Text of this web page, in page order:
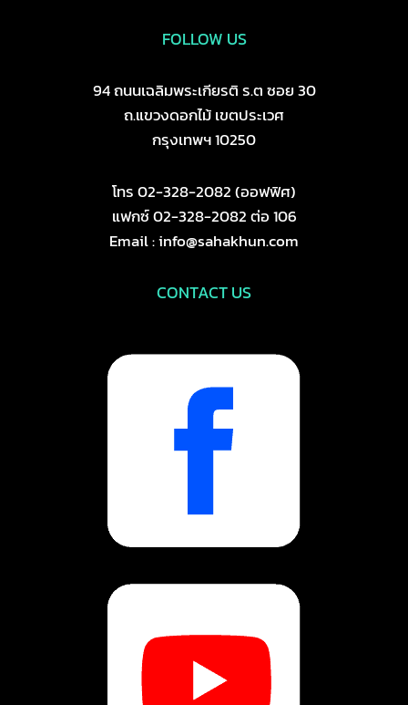
FOLLOW US
94 ถนนเฉลิมพระเกียรติ ร.ต ซอย 30
ถ.แขวงดอกไม้ เขตประเวศ
กรุงเทพฯ 10250
โทร 02-328-2082 (ออฟฟิศ)
แฟกซ์ 02-328-2082 ต่อ 106
Email : info@sahakhun.com
CONTACT US